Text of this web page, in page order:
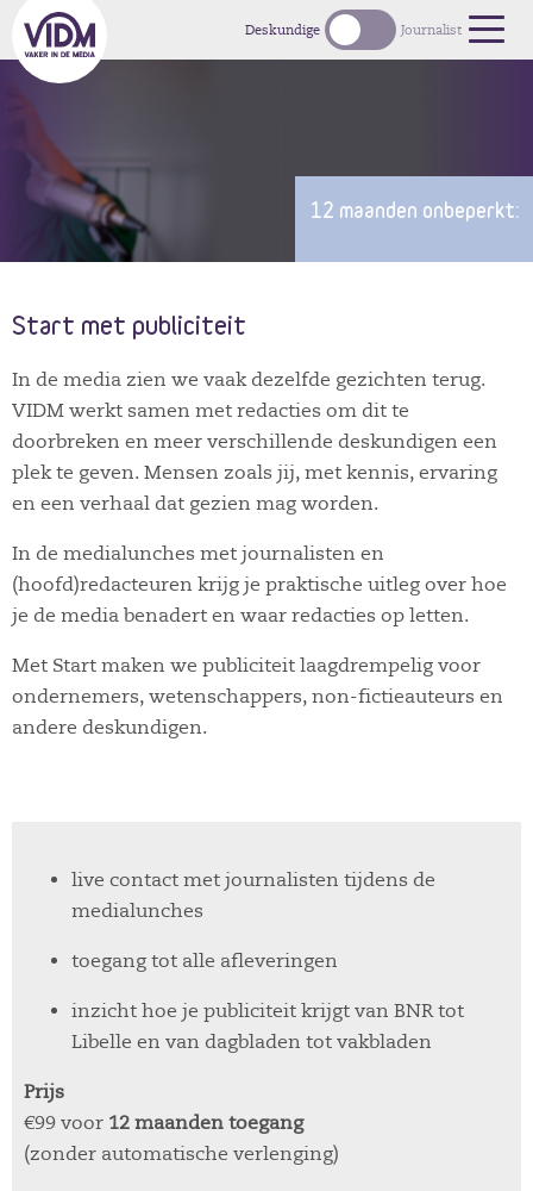
Deskundige Journalist
12 maanden onbeperkt:
Start met publiciteit
In de media zien we vaak dezelfde gezichten terug.
VIDM werkt samen met redacties om dit te
doorbreken en meer verschillende deskundigen een
plek te geven. Mensen zoals jij, met kennis, ervaring
en een verhaal dat gezien mag worden.
In de medialunches met journalisten en
(hoofd)redacteuren krijg je praktische uitleg over hoe
je de media benadert en waar redacties op letten.
Met Start maken we publiciteit laagdrempelig voor
ondernemers, wetenschappers, non-fictieauteurs en
andere deskundigen.
live contact met journalisten tijdens de
medialunches
toegang tot alle afleveringen
inzicht hoe je publiciteit krijgt van BNR tot
Libelle en van dagbladen tot vakbladen
Prijs
€99 voor 12 maanden toegang
(zonder automatische verlenging)